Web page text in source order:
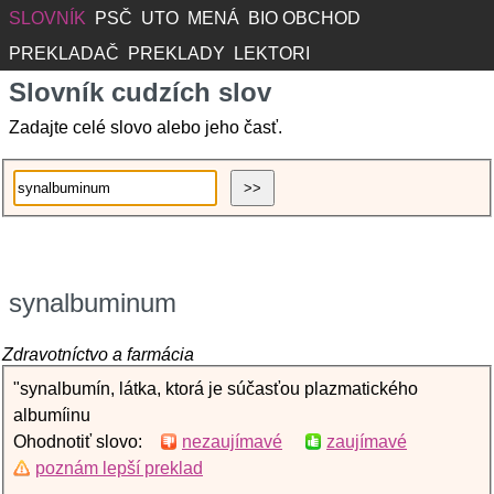
SLOVNÍK PSČ UTO MENÁ
BIO OBCHOD
PREKLADAČ
PREKLADY LEKTORI
Slovník cudzích slov
Zadajte celé slovo alebo jeho časť.
synalbuminum
Zdravotníctvo a farmácia
"synalbumín, látka, ktorá je súčasťou plazmatického
albumíinu
Ohodnotiť slovo:
nezaujímavé
zaujímavé
poznám lepší preklad